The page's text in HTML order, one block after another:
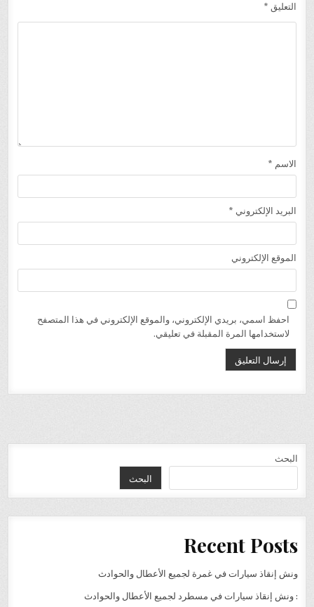
التعليق *
الاسم *
البريد الإلكتروني *
الموقع الإلكتروني
احفظ اسمي، بريدي الإلكتروني، والموقع الإلكتروني في هذا المتصفح
لاستخدامها المرة المقبلة في تعليقي.
البحث
البحث
Recent Posts
ونش إنقاذ سيارات في غمرة لجميع الأعطال والحوادث
: ونش إنقاذ سيارات في مسطرد لجميع الأعطال والحوادث